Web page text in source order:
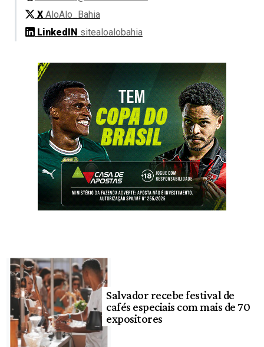
X AloAlo_Bahia
LinkedIN sitealoalobahia
Salvador recebe festival de
cafés especiais com mais de 70
expositores